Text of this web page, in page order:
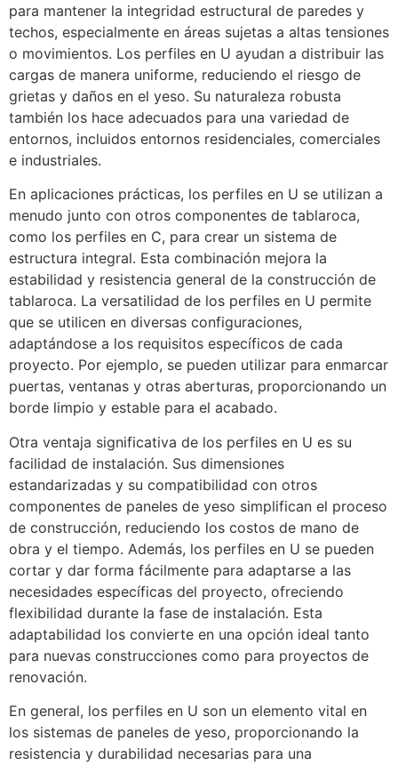
para mantener la integridad estructural de paredes y
techos, especialmente en áreas sujetas a altas tensiones
o movimientos. Los perfiles en U ayudan a distribuir las
cargas de manera uniforme, reduciendo el riesgo de
grietas y daños en el yeso. Su naturaleza robusta
también los hace adecuados para una variedad de
entornos, incluidos entornos residenciales, comerciales
e industriales.
En aplicaciones prácticas, los perfiles en U se utilizan a
menudo junto con otros componentes de tablaroca,
como los perfiles en C, para crear un sistema de
estructura integral. Esta combinación mejora la
estabilidad y resistencia general de la construcción de
tablaroca. La versatilidad de los perfiles en U permite
que se utilicen en diversas configuraciones,
adaptándose a los requisitos específicos de cada
proyecto. Por ejemplo, se pueden utilizar para enmarcar
puertas, ventanas y otras aberturas, proporcionando un
borde limpio y estable para el acabado.
Otra ventaja significativa de los perfiles en U es su
facilidad de instalación. Sus dimensiones
estandarizadas y su compatibilidad con otros
componentes de paneles de yeso simplifican el proceso
de construcción, reduciendo los costos de mano de
obra y el tiempo. Además, los perfiles en U se pueden
cortar y dar forma fácilmente para adaptarse a las
necesidades específicas del proyecto, ofreciendo
flexibilidad durante la fase de instalación. Esta
adaptabilidad los convierte en una opción ideal tanto
para nuevas construcciones como para proyectos de
renovación.
En general, los perfiles en U son un elemento vital en
los sistemas de paneles de yeso, proporcionando la
resistencia y durabilidad necesarias para una